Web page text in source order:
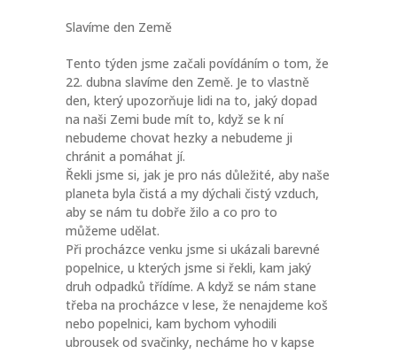
Slavíme den Země
Tento týden jsme začali povídáním o tom, že
22. dubna slavíme den Země. Je to vlastně
den, který upozorňuje lidi na to, jaký dopad
na naši Zemi bude mít to, když se k ní
nebudeme chovat hezky a nebudeme ji
chránit a pomáhat jí.
Řekli jsme si, jak je pro nás důležité, aby naše
planeta byla čistá a my dýchali čistý vzduch,
aby se nám tu dobře žilo a co pro to
můžeme udělat.
Při procházce venku jsme si ukázali barevné
popelnice, u kterých jsme si řekli, kam jaký
druh odpadků třídíme. A když se nám stane
třeba na procházce v lese, že nenajdeme koš
nebo popelnici, kam bychom vyhodili
ubrousek od svačinky, necháme ho v kapse